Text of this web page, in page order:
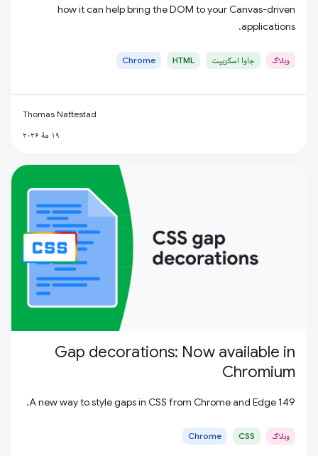
how it can help bring the DOM to your Canvas-driven
applications.
وبلاگ جاوا اسکریپت HTML
Chrome
Thomas Nattestad
۱۹ مهٔ ۲۰۲۶
Gap decorations: Now available in
Chromium
A new way to style gaps in CSS from Chrome and Edge 149.
وبلاگ CSS
Chrome